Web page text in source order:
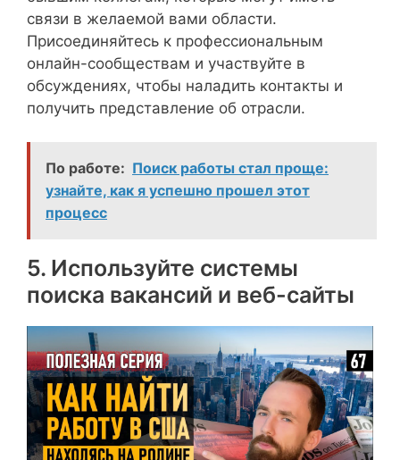
связи в желаемой вами области.
Присоединяйтесь к профессиональным
онлайн-сообществам и участвуйте в
обсуждениях, чтобы наладить контакты и
получить представление об отрасли.
По работе: Поиск работы стал проще:
узнайте, как я успешно прошел этот
процесс
5. Используйте системы
поиска вакансий и веб-сайты